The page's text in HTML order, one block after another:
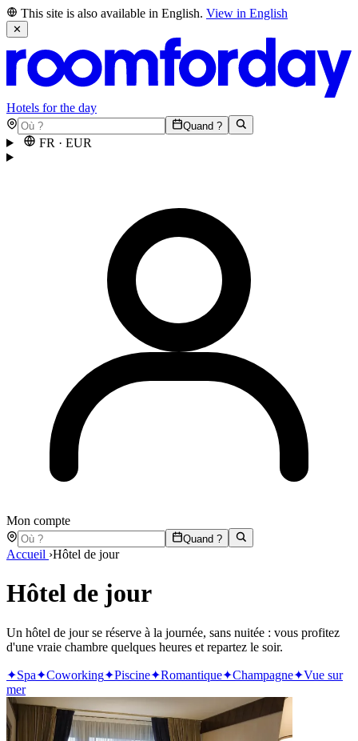
This site is also available in English. View in English
✕
Hotels for the day
Quand ?
FR · EUR
Mon compte
Quand ?
Accueil ›Hôtel de jour
Hôtel de jour
Un hôtel de jour se réserve à la journée, sans nuitée : vous profitez
d'une vraie chambre quelques heures et repartez le soir.
✦Spa✦Coworking✦Piscine✦Romantique✦Champagne✦Vue sur
mer